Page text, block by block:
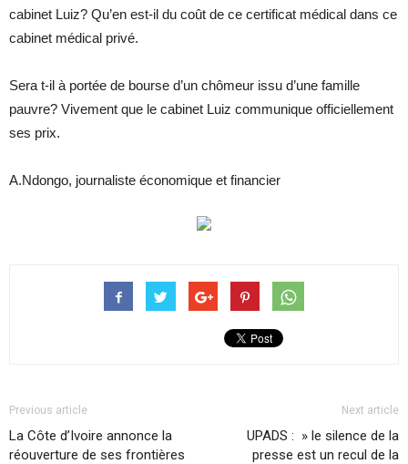
cabinet Luiz? Qu’en est-il du coût de ce certificat médical dans ce
cabinet médical privé.
Sera t-il à portée de bourse d’un chômeur issu d’une famille
pauvre? Vivement que le cabinet Luiz communique officiellement
ses prix.
A.Ndongo, journaliste économique et financier
Previous article
La Côte d’Ivoire annonce la
réouverture de ses frontières
Next article
UPADS : » le silence de la
presse est un recul de la